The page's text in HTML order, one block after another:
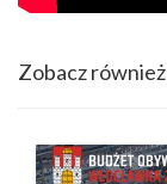
Zobacz również